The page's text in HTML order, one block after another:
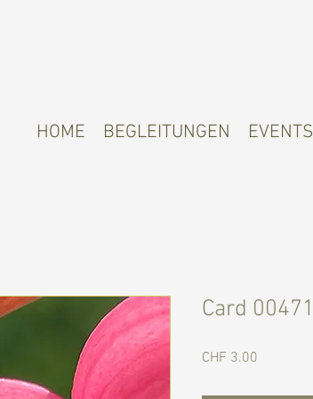
HOME BEGLEITUNGEN EVENTS
Card 00471
CHF 3.00